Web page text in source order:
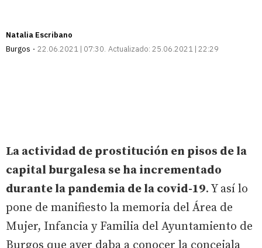
Natalia Escribano
Burgos
22.06.2021 | 07:30 Actualizado: 25.06.2021 | 22:29
La actividad de prostitución en pisos de la
capital burgalesa se ha incrementado
durante la pandemia de la covid-19. Y así lo
pone de manifiesto la memoria del Área de
Mujer, Infancia y Familia del Ayuntamiento de